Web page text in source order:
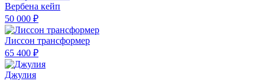
Вербена кейп
50 000 ₽
Лиссон трансформер
65 400 ₽
Джулия